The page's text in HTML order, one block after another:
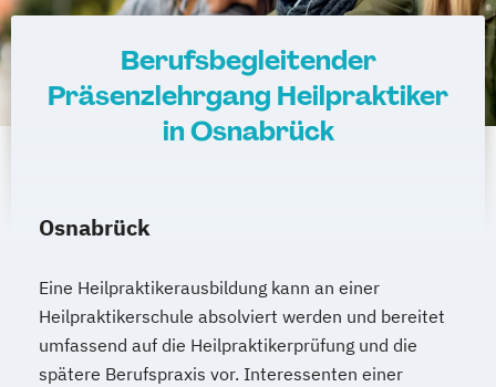
Berufsbegleitender
Präsenzlehrgang Heilpraktiker
in Osnabrück
Osnabrück
Eine Heilpraktikerausbildung kann an einer
Heilpraktikerschule absolviert werden und bereitet
umfassend auf die Heilpraktikerprüfung und die
spätere Berufspraxis vor. Interessenten einer